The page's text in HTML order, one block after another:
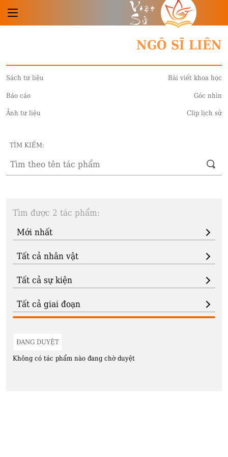
Việt
Sử
NGÔ SĨ LIÊN
Sách tư liệu Bài viết khoa học
Báo cáo Góc nhìn
Ảnh tư liệu Clip lịch sử
TÌM KIẾM:
Tìm được 2 tác phẩm:
ĐANG DUYỆT
Không có tác phẩm nào đang chờ duyệt